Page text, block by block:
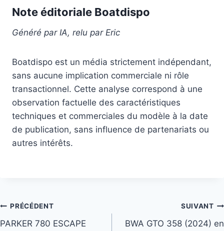
Note éditoriale Boatdispo
Généré par IA, relu par Eric
Boatdispo est un média strictement indépendant,
sans aucune implication commerciale ni rôle
transactionnel. Cette analyse correspond à une
observation factuelle des caractéristiques
techniques et commerciales du modèle à la date
de publication, sans influence de partenariats ou
autres intérêts.
Navigation
de
PRÉCÉDENT
PARKER 780 ESCAPE
SUIVANT
BWA GTO 358 (2024) en